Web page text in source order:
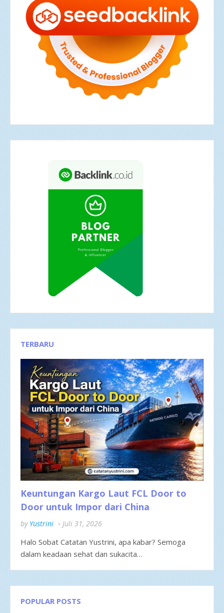
TERBARU
Keuntungan Kargo Laut FCL Door to
Door untuk Impor dari China
by Yustrini Juli 31, 2026
Halo Sobat Catatan Yustrini, apa kabar? Semoga
dalam keadaan sehat dan sukacita…
POPULAR POSTS